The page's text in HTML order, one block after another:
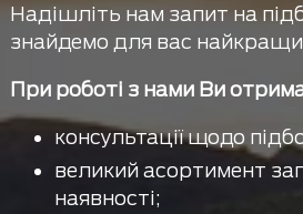
Надішліть нам запит на
знайдемо для вас
При роботі з нами Ви
консультації щодо
великий асортимент
наявності;